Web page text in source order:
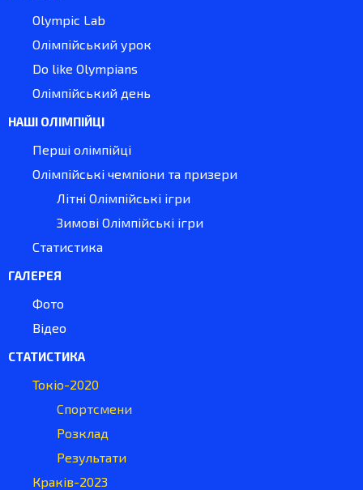
Olympic Lab
Олімпійський урок
Do like Olympians
Олімпійський день
НАШІ ОЛІМПІЙЦІ
Перші олімпійці
Олімпійські чемпіони та призери
Літні Олімпійські ігри
Зимові Олімпійські ігри
Статистика
ГАЛЕРЕЯ
Фото
Відео
СТАТИСТИКА
Токіо-2020
Спортсмени
Розклад
Результати
Краків-2023